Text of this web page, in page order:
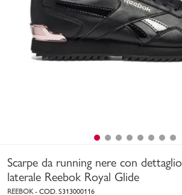
Uomo Bambino
Scarpe da running nere con
laterale Reebok Royal Glide
REEBOK - COD. S313000116